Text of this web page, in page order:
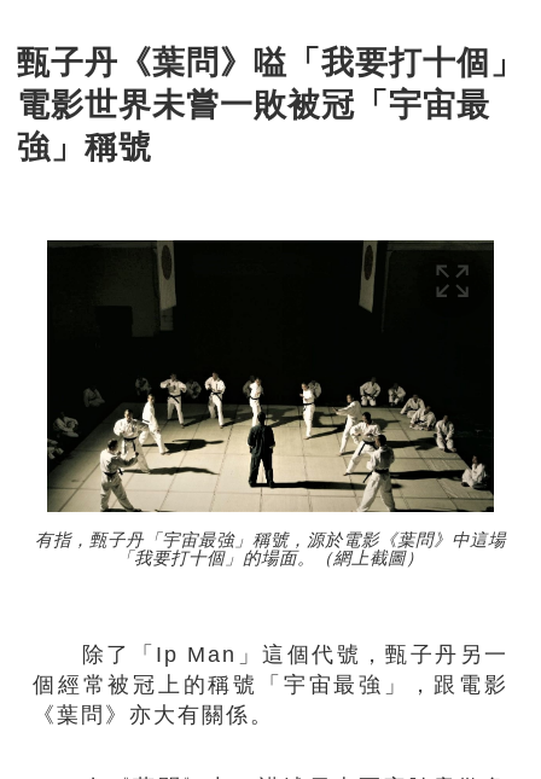
甄子丹《葉問》嗌「我要打十個」
電影世界未嘗一敗被冠「宇宙最
強」稱號
有指，甄子丹「宇宙最強」稱號，源於電影《葉問》中這場
「我要打十個」的場面。（網上截圖）
除了「Ip Man」這個代號，甄子丹另一
個經常被冠上的稱號「宇宙最強」，跟電影
《葉問》亦大有關係。